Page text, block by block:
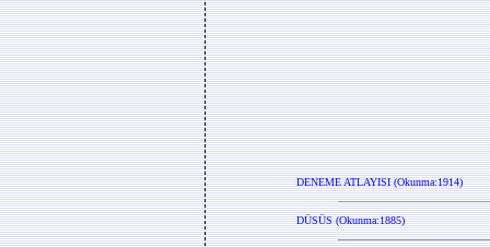
DENEME ATLAYISI (Okunma:1914)
DÜSÜS (Okunma:1885)